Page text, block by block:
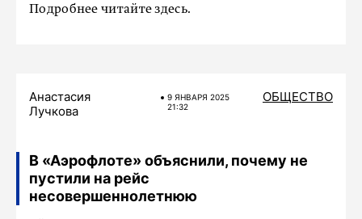
Подробнее читайте здесь.
Анастасия
Лучкова
9 ЯНВАРЯ 2025
21:32
ОБЩЕСТВО
В «Аэрофлоте» объяснили, почему не
пустили на рейс
несовершеннолетнюю